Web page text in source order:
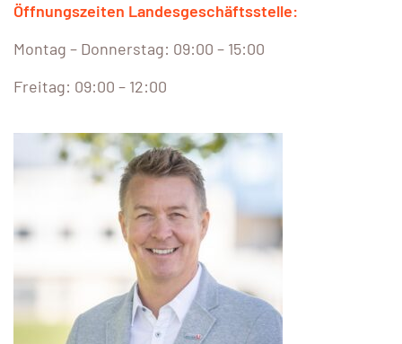
Öffnungszeiten Landesgeschäftsstelle:
Montag – Donnerstag: 09:00 – 15:00
Freitag: 09:00 – 12:00